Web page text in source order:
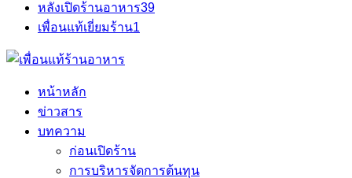
หลังเปิดร้านอาหาร39
เพื่อนแท้เยี่ยมร้าน1
หน้าหลัก
ข่าวสาร
บทความ
ก่อนเปิดร้าน
การบริหารจัดการต้นทุน